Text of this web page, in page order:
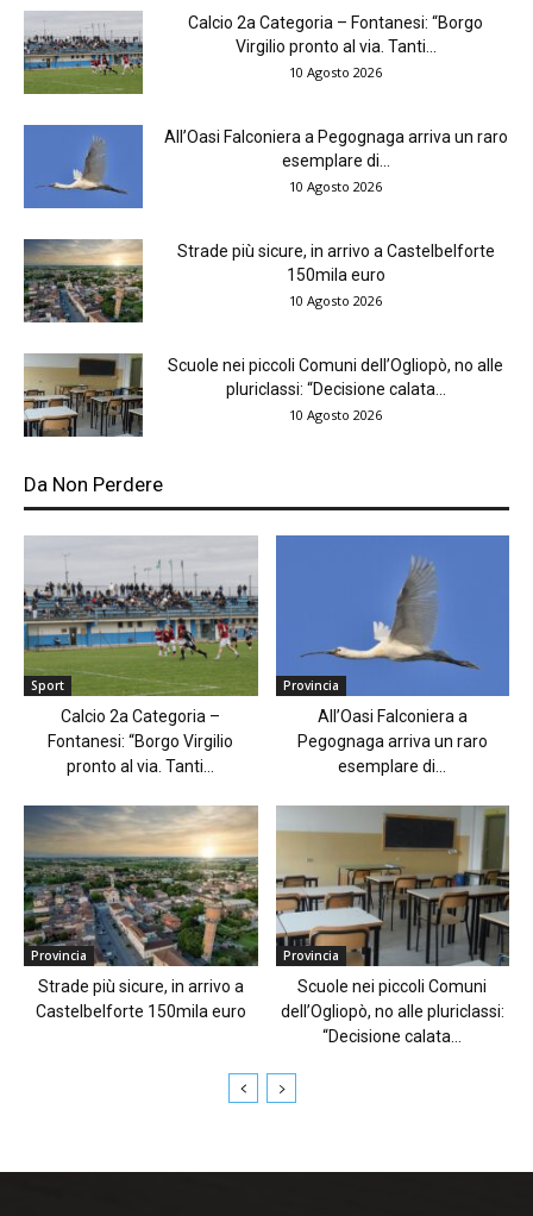
Calcio 2a Categoria – Fontanesi: “Borgo
Virgilio pronto al via. Tanti...
10 Agosto 2026
All’Oasi Falconiera a Pegognaga arriva un raro
esemplare di...
10 Agosto 2026
Strade più sicure, in arrivo a Castelbelforte
150mila euro
10 Agosto 2026
Scuole nei piccoli Comuni dell’Ogliopò, no alle
pluriclassi: “Decisione calata...
10 Agosto 2026
Da Non Perdere
Sport
Calcio 2a Categoria –
Fontanesi: “Borgo Virgilio
pronto al via. Tanti...
Provincia
All’Oasi Falconiera a
Pegognaga arriva un raro
esemplare di...
Provincia
Strade più sicure, in arrivo a
Castelbelforte 150mila euro
Provincia
Scuole nei piccoli Comuni
dell’Ogliopò, no alle pluriclassi:
“Decisione calata...